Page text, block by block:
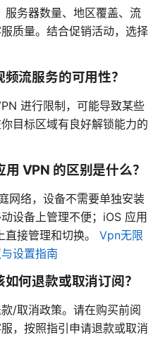
服务器数量、地区覆盖、流
质量。结合促销活动，选择
流服务的可用性？
进行限制，可能导致某些
目标区域有良好解锁能力的
VPN 的区别是什么？
网络，设备不需要单独安装
设备上管理不便；iOS 应用
接管理和切换。 Vpn无限
设置指南
何退款或取消订阅？
/取消政策。请在购买前阅
，按照指引申请退款或取消